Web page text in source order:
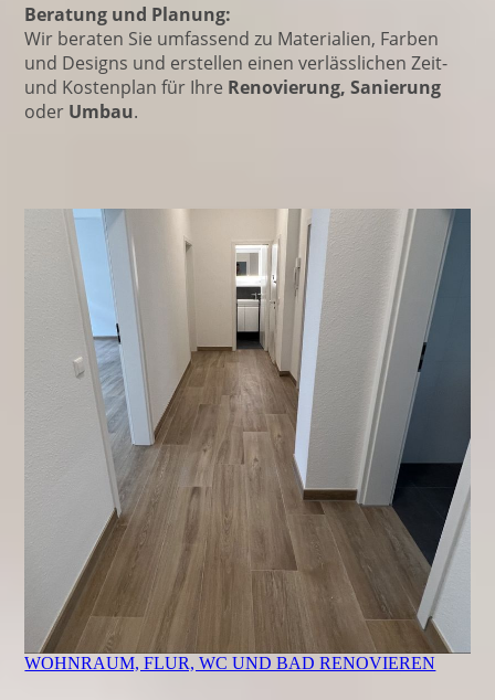
Beratung und Planung:
Wir beraten Sie umfassend zu Materialien, Farben
und Designs und erstellen einen verlässlichen Zeit-
und Kostenplan für Ihre Renovierung, Sanierung
oder Umbau.
WOHNRAUM, FLUR, WC UND BAD RENOVIEREN